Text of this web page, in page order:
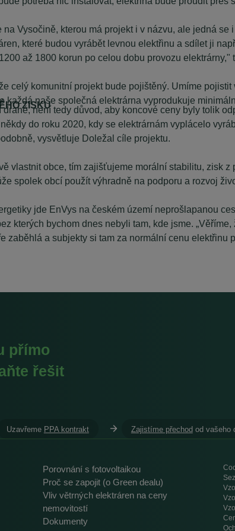
na Vysočině, kterou má projekt i v názvu, ale jedná
které budou vyrábět levnou elektřinu a sdílet ji
až 1800 korun po celou dobu provozu elektrárny,"
celý komunitní projekt bude pojištěný. Umíme
každá naše společná elektrárna vyprodukuje
ZISKU
není tedy důvod, aby koncové ceny byly tolik
do roku 2020, kdy se elektrárnám vyplácelo
vysvětluje Doležal cíle projektu.
vlastnit obce, tím zajišťujeme morální stabilitu, zisk
spolek obcí použít výhradně na podporu a rozvoj
jde EnVys na českém území neprošlapanou
kterých bychom dnes nebyli tam, kde jsme.
zaběhlá a subjekty si tam za normální cenu
přímo
řešit
Uzavřeme PPA kontrakt Zajistíme přechodod vašeho
Porovnání s fotovoltaikou
Proč se zapojit (o Green dealu)
Vliv větrných elektráren na ceny
nemovitostí
Dokumenty